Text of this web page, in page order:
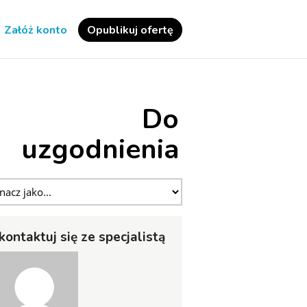
Załóż konto Opublikuj ofertę
Do
uzgodnienia
się ze specjalistą